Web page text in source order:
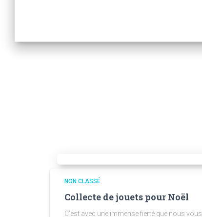
NON CLASSÉ
Collecte de jouets pour Noël
C’est avec une immense fierté que nous vous